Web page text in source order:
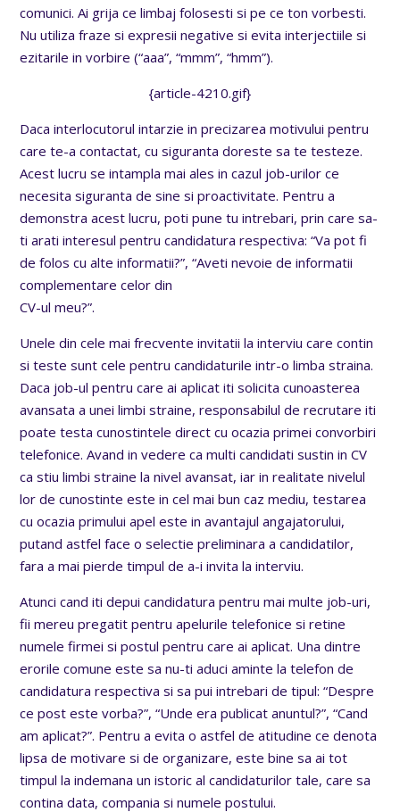
comunici. Ai grija ce limbaj folosesti si pe ce ton vorbesti.
Nu utiliza fraze si expresii negative si evita interjectiile si
ezitarile in vorbire (“aaa”, “mmm”, “hmm”).
{article-4210.gif}
Daca interlocutorul intarzie in precizarea motivului pentru
care te-a contactat, cu siguranta doreste sa te testeze.
Acest lucru se intampla mai ales in cazul job-urilor ce
necesita siguranta de sine si proactivitate. Pentru a
demonstra acest lucru, poti pune tu intrebari, prin care sa-
ti arati interesul pentru candidatura respectiva: “Va pot fi
de folos cu alte informatii?”, “Aveti nevoie de informatii
complementare celor din
CV-ul meu?”.
Unele din cele mai frecvente invitatii la interviu care contin
si teste sunt cele pentru candidaturile intr-o limba straina.
Daca job-ul pentru care ai aplicat iti solicita cunoasterea
avansata a unei limbi straine, responsabilul de recrutare iti
poate testa cunostintele direct cu ocazia primei convorbiri
telefonice. Avand in vedere ca multi candidati sustin in CV
ca stiu limbi straine la nivel avansat, iar in realitate nivelul
lor de cunostinte este in cel mai bun caz mediu, testarea
cu ocazia primului apel este in avantajul angajatorului,
putand astfel face o selectie preliminara a candidatilor,
fara a mai pierde timpul de a-i invita la interviu.
Atunci cand iti depui candidatura pentru mai multe job-uri,
fii mereu pregatit pentru apelurile telefonice si retine
numele firmei si postul pentru care ai aplicat. Una dintre
erorile comune este sa nu-ti aduci aminte la telefon de
candidatura respectiva si sa pui intrebari de tipul: “Despre
ce post este vorba?”, “Unde era publicat anuntul?”, “Cand
am aplicat?”. Pentru a evita o astfel de atitudine ce denota
lipsa de motivare si de organizare, este bine sa ai tot
timpul la indemana un istoric al candidaturilor tale, care sa
contina data, compania si numele postului.